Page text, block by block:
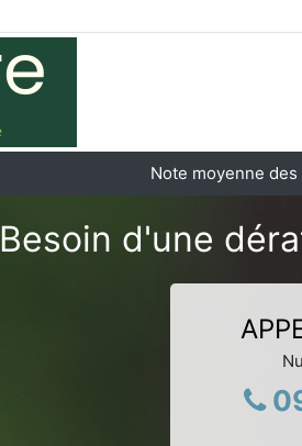
Note moyenne des
Besoin d'une